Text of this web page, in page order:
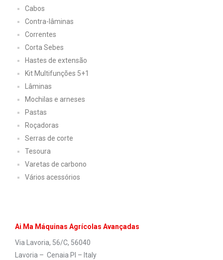
Cabos
Contra-lâminas
Correntes
Corta Sebes
Hastes de extensão
Kit Multifunções 5+1
Lâminas
Mochilas e arneses
Pastas
Roçadoras
Serras de corte
Tesoura
Varetas de carbono
Vários acessórios
Ai Ma Máquinas Agrícolas Avançadas
Via Lavoria, 56/C, 56040
Lavoria – Cenaia PI – Italy